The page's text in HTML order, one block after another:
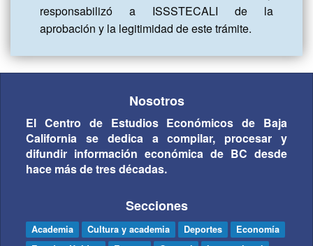
responsabilizó a ISSSTECALI de la
aprobación y la legitimidad de este trámite.
Nosotros
El Centro de Estudios Económicos de Baja
California se dedica a compilar, procesar y
difundir información económica de BC desde
hace más de tres décadas.
Secciones
Academia Cultura y academia Deportes
Economía